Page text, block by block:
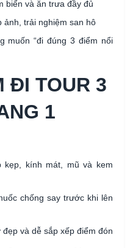
biển và ăn trưa đầy đủ
ảnh, trải nghiệm san hô
muốn “đi đúng 3 điểm nổi
ĐI TOUR 3
1
kẹp, kính mát, mũ và kem
chống say trước khi lên
và dễ sắp xếp điểm đón